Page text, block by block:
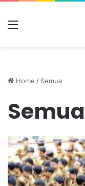
Home / Semua
Semua